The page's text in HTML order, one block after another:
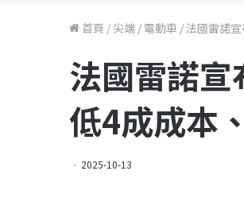
首頁 /尖端 / 電動車 /法國雷諾
法國雷諾
低4成成本
2025-10-13